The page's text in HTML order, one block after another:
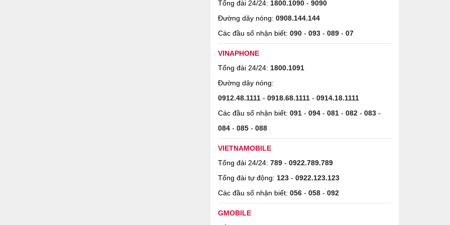
Tổng đài 24/24: 1800.1090 - 9090
Đường dây nóng: 0908.144.144
Các đầu số nhận biết: 090 - 093 - 089 - 07
VINAPHONE
Tổng đài 24/24: 1800.1091
Đường dây nóng:
0912.48.1111 - 0918.68.1111 - 0914.18.1111
Các đầu số nhận biết: 091 - 094 - 081 - 082 - 083 -
084 - 085 - 088
VIETNAMOBILE
Tổng đài 24/24: 789 - 0922.789.789
Tổng đài tự động: 123 - 0922.123.123
Các đầu số nhận biết: 056 - 058 - 092
GMOBILE